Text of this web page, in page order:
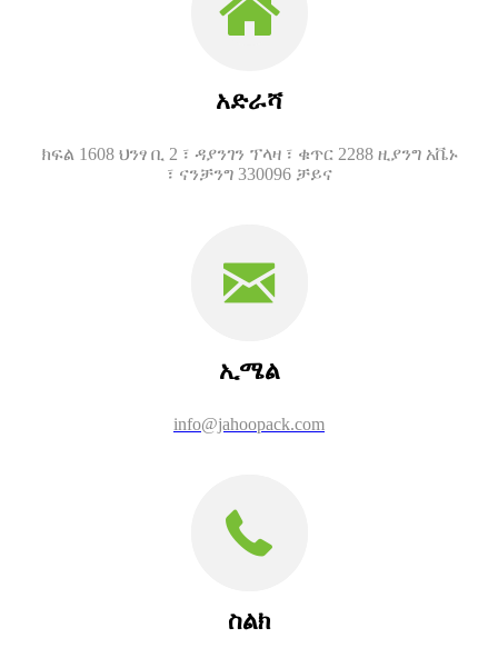
አድራሻ
ክፍል 1608 ህንፃ ቢ 2 ፣ ዳያንገን ፕላዛ ፣ ቁጥር 2288 ዚያንግ አቬኑ
፣ ናንቻንግ 330096 ቻይና
ኢሜል
info@jahoopack.com
ስልክ